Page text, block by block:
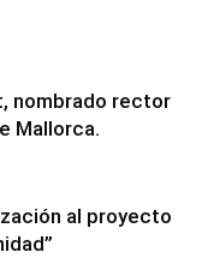
nombrado rector
Mallorca.
al proyecto